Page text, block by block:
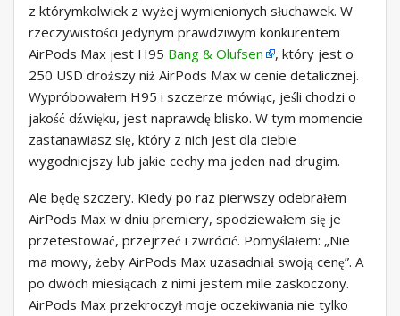
z którymkolwiek z wyżej wymienionych słuchawek. W
rzeczywistości jedynym prawdziwym konkurentem
AirPods Max jest H95 Bang & Olufsen
, który jest o
250 USD droższy niż AirPods Max w cenie detalicznej.
Wypróbowałem H95 i szczerze mówiąc, jeśli chodzi o
jakość dźwięku, jest naprawdę blisko. W tym momencie
zastanawiasz się, który z nich jest dla ciebie
wygodniejszy lub jakie cechy ma jeden nad drugim.
Ale będę szczery. Kiedy po raz pierwszy odebrałem
AirPods Max w dniu premiery, spodziewałem się je
przetestować, przejrzeć i zwrócić. Pomyślałem: „Nie
ma mowy, żeby AirPods Max uzasadniał swoją cenę”. A
po dwóch miesiącach z nimi jestem mile zaskoczony.
AirPods Max przekroczył moje oczekiwania nie tylko